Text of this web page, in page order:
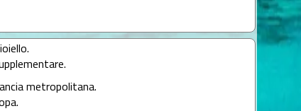
metropolitana.